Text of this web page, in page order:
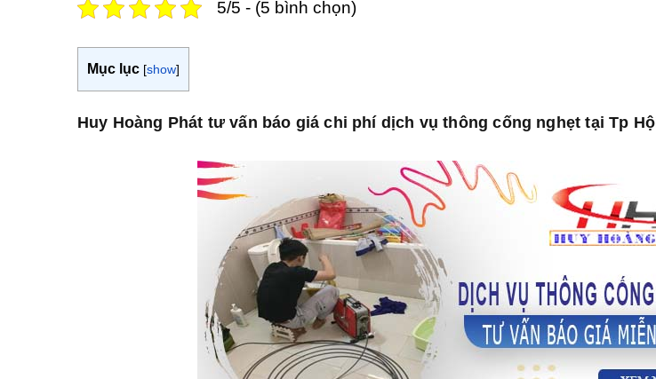
5/5 - (5 bình chọn)
Mục lục [show]
Huy Hoàng Phát tư vấn báo giá chi phí dịch vụ thông cống nghẹt tại Tp